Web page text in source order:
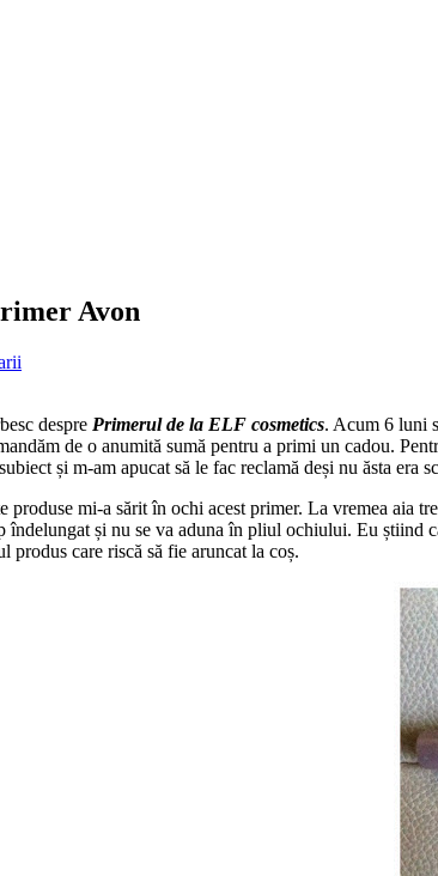
Avon
despre Primerul de la ELF cosmetics. Acum 6 luni
de o anumită sumă pentru a primi un cadou.
și m-am apucat să le fac reclamă deși nu ăsta era
produse mi-a sărit în ochi acest primer. La vremea aia
îndelungat și nu se va aduna în pliul ochiului. Eu știind
produs care riscă să fie aruncat la coș.